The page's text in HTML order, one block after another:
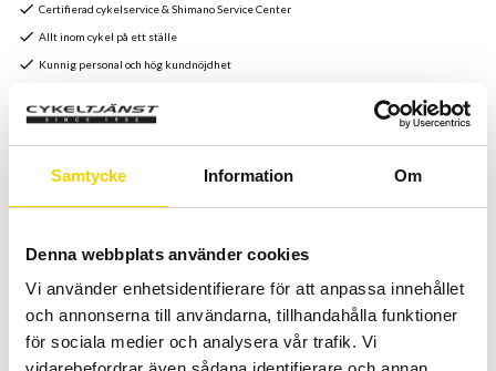
Samtycke Information Om
Denna webbplats använder cookies
Vi använder enhetsidentifierare för att anpassa innehållet
och annonserna till användarna, tillhandahålla funktioner
för sociala medier och analysera vår trafik. Vi
Certifierad cykelservice & Shimano Service Center
Allt inom cykel på ett ställe
Kunnig personal och hög kundnöjdhet
Artikelnr
1018670000
Världens bästa däck; GP4000, har under lång tid varit
referensdäcket nummer ett. Och nu går det i graven! Här
finns det dessutom i en modern uppdaterad Tubeless-
version, väldigt 2019.